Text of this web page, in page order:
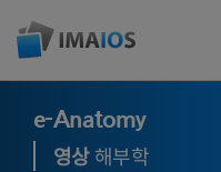
e-Anatomy
영상해부학